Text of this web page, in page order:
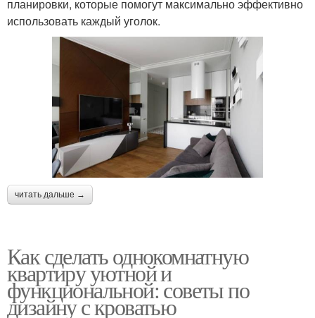
планировки, которые помогут максимально эффективно
использовать каждый уголок.
читать дальше →
Как сделать однокомнатную
квартиру уютной и
функциональной: советы по
дизайну с кроватью